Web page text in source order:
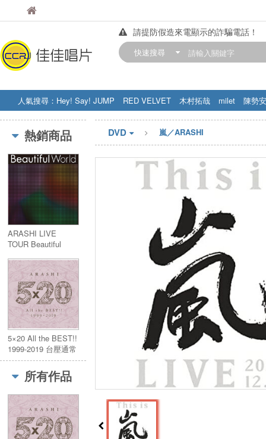
佳佳唱片
請提防假造來電顯示的詐騙電話！
【中華門市營業時間調整公告】
快速搜尋
人氣搜尋： Hey! Say! JUMP RED VELVET 木村拓哉 milet
陳勢安
STRAY KIDS
盧廣仲 周杰伦
熱銷商品
ARASHI LIVE
TOUR Beautiful
5×20 All the BEST!!
1999-2019 台壓通常
盤 4CD
所有作品
DVD 嵐／ARASHI